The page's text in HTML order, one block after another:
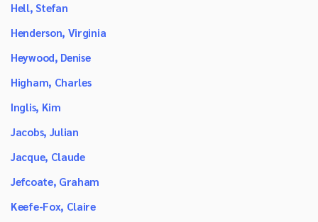
Hell, Stefan
Henderson, Virginia
Heywood, Denise
Higham, Charles
Inglis, Kim
Jacobs, Julian
Jacque, Claude
Jefcoate, Graham
Keefe-Fox, Claire